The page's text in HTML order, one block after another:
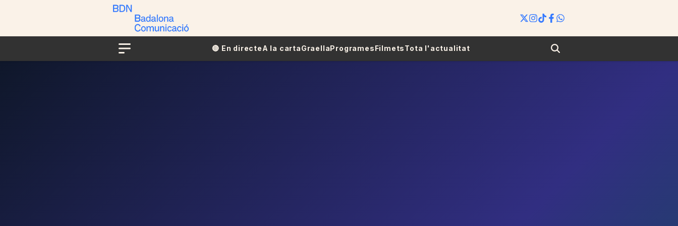
Menu
🔴​​ En directeA la cartaGraellaProgramesFilmetsTota l'actualitat Search